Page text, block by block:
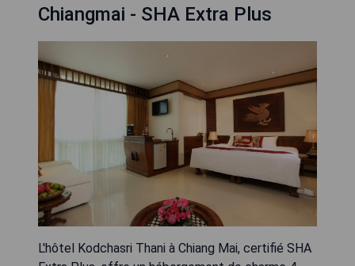
Chiangmai - SHA Extra Plus
L'hôtel Kodchasri Thani à Chiang Mai, certifié SHA